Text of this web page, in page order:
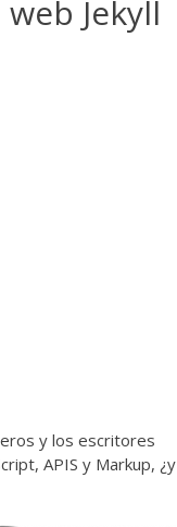
Jekyll
y los escritores
APIS y Markup, ¿y